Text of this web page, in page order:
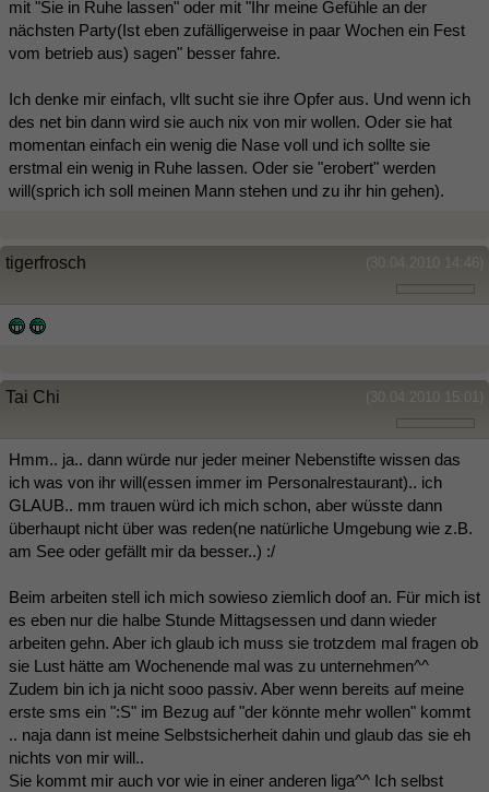
mit "Sie in Ruhe lassen" oder mit "Ihr meine Gefühle an der
nächsten Party(Ist eben zufälligerweise in paar Wochen ein Fest
vom betrieb aus) sagen" besser fahre.
Ich denke mir einfach, vllt sucht sie ihre Opfer aus. Und wenn ich
des net bin dann wird sie auch nix von mir wollen. Oder sie hat
momentan einfach ein wenig die Nase voll und ich sollte sie
erstmal ein wenig in Ruhe lassen. Oder sie "erobert" werden
will(sprich ich soll meinen Mann stehen und zu ihr hin gehen).
(30.04.2010 14:46)
tigerfrosch
(30.04.2010 15:01)
Tai Chi
Hmm.. ja.. dann würde nur jeder meiner Nebenstifte wissen das
ich was von ihr will(essen immer im Personalrestaurant).. ich
GLAUB.. mm trauen würd ich mich schon, aber wüsste dann
überhaupt nicht über was reden(ne natürliche Umgebung wie z.B.
am See oder gefällt mir da besser..) :/
Beim arbeiten stell ich mich sowieso ziemlich doof an. Für mich ist
es eben nur die halbe Stunde Mittagsessen und dann wieder
arbeiten gehn. Aber ich glaub ich muss sie trotzdem mal fragen ob
sie Lust hätte am Wochenende mal was zu unternehmen^^
Zudem bin ich ja nicht sooo passiv. Aber wenn bereits auf meine
erste sms ein ":S" im Bezug auf "der könnte mehr wollen" kommt
.. naja dann ist meine Selbstsicherheit dahin und glaub das sie eh
nichts von mir will..
Sie kommt mir auch vor wie in einer anderen liga^^ Ich selbst